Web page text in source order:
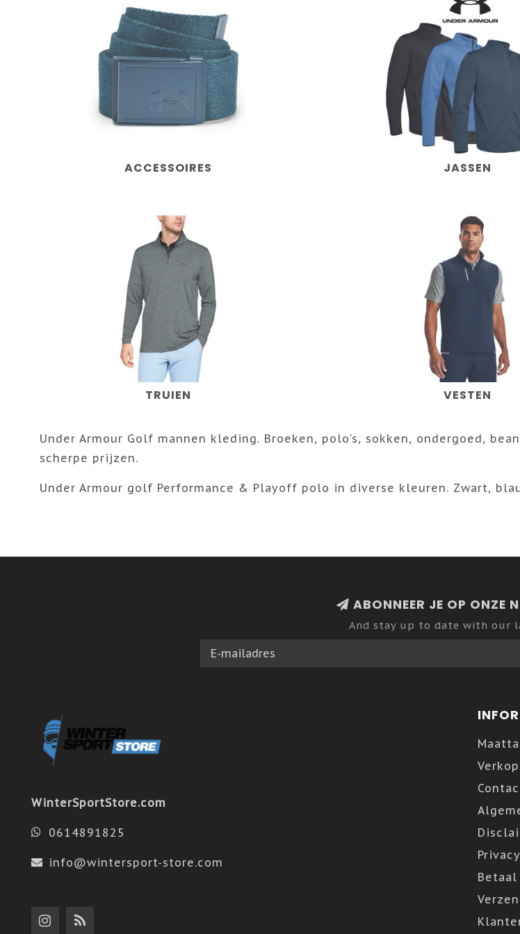
ACCESSOIRES JASSEN
TRUIEN VESTEN
Under Armour Golf mannen kleding. Broeken, polo's, sokken, ondergoed,
scherpe prijzen.
Under Armour golf Performance & Playoff polo in diverse kleuren. Zwart,
ABONNEER JE OP ONZE
And stay up to date with our
WinterSportStore.com
0614891825
info@wintersport-store.com